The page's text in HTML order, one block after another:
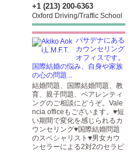
+1 (213) 200-6363
Oxford Driving/Traffic School
パサデナにある
カウンセリング
オフィスです。
国際結婚の悩み、自身や家族
の心の問題...
結婚問題、国際結婚問題、教
育、親子問題、ペアレンティ
ングのご相談にどうぞ。Vale
ncia officeもございます。♥短
い期間で変化を感じられるカ
ウンセリング♥国際結婚問題
のスペシャリスト♥男女カウ
ンセラーによる2対2のセラピ